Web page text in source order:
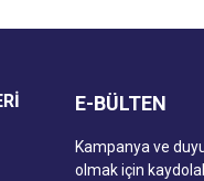
E-BÜLTEN
Kampanya ve
olmak için